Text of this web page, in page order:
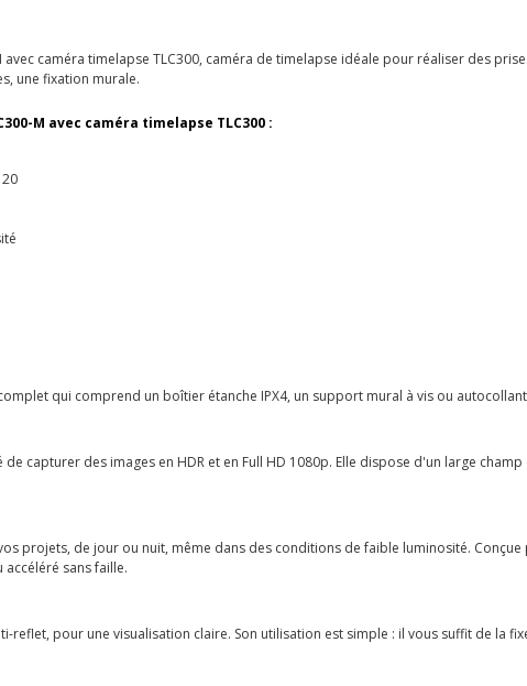
caméra timelapse TLC300, caméra de timelapse idéale pour réaliser des
une fixation murale.
M avec caméra timelapse TLC300 :
qui comprend un boîtier étanche IPX4, un support mural à vis ou
capturer des images en HDR et en Full HD 1080p. Elle dispose d'un large
projets, de jour ou nuit, même dans des conditions de faible luminosité.
sans faille.
reflet, pour une visualisation claire. Son utilisation est simple : il vous suffit de la